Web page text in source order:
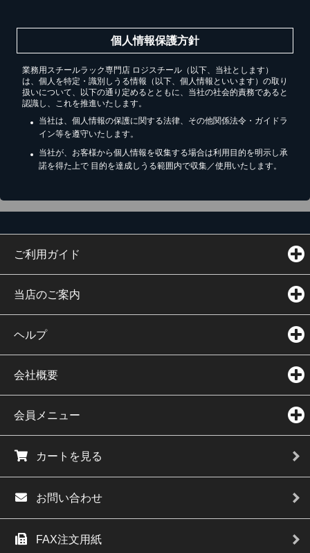
個人情報保護方針
業務用スチールラック専門店 ロジスチール（以下、当社とします）
は、個人を特定・識別しうる情報（以下、個人情報といいます）の取り
扱いについて、以下の通り定めるとともに、当社の社会的責務であると
認識し、これを推進いたします。
当社は、個人情報の保護に関する法律、その他関係法令・ガイドラ
イン等を遵守いたします。
当社が、お客様から個人情報を収集する場合は利用目的を明示し承
諾を得た上で 目的を達成しうる範囲内で収集／使用いたします。
ご利用ガイド
当店のご案内
ヘルプ
会社概要
会員メニュー
カートを見る
お問い合わせ
FAX注文用紙